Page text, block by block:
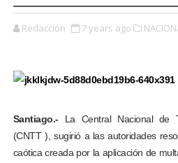
Redacción 7 years ago
Santiago.- La Central Nacional de
(CNTT ), sugirió a las autoridades
caótica creada por la aplicación de